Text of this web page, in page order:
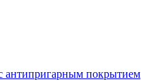
антипригарным покрытием